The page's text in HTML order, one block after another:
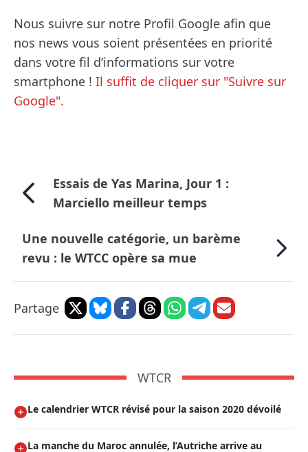
Nous suivre sur notre Profil Google afin que
nos news vous soient présentées en priorité
dans votre fil d’informations sur votre
smartphone ! Il suffit de cliquer sur "Suivre sur
Google".
Essais de Yas Marina, Jour 1 :
Marciello meilleur temps
Une nouvelle catégorie, un barème
revu : le WTCC opère sa mue
Partage
WTCR
Le calendrier WTCR révisé pour la saison 2020 dévoilé
La manche du Maroc annulée, l’Autriche arrive au